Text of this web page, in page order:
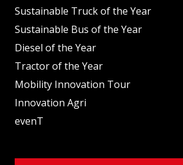
Sustainable Truck of the Year
Sustainable Bus of the Year
Diesel of the Year
Tractor of the Year
Mobility Innovation Tour
Innovation Agri
evenT